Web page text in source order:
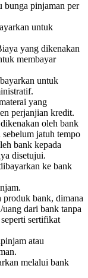
bunga pinjaman per
untuk
yang dikenakan
membayar
untuk
yang
perjanjian kredit.
oleh bank
jatuh tempo
bank kepada
disetujui.
ke bank
produk bank, dimana
uang dari bank tanpa
sertifikat
atau
melalui bank